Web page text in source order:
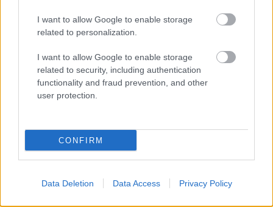
I want to allow Google to enable storage
related to personalization.
I want to allow Google to enable storage
related to security, including authentication
functionality and fraud prevention, and other
user protection.
CONFIRM
Data Deletion Data Access Privacy Policy